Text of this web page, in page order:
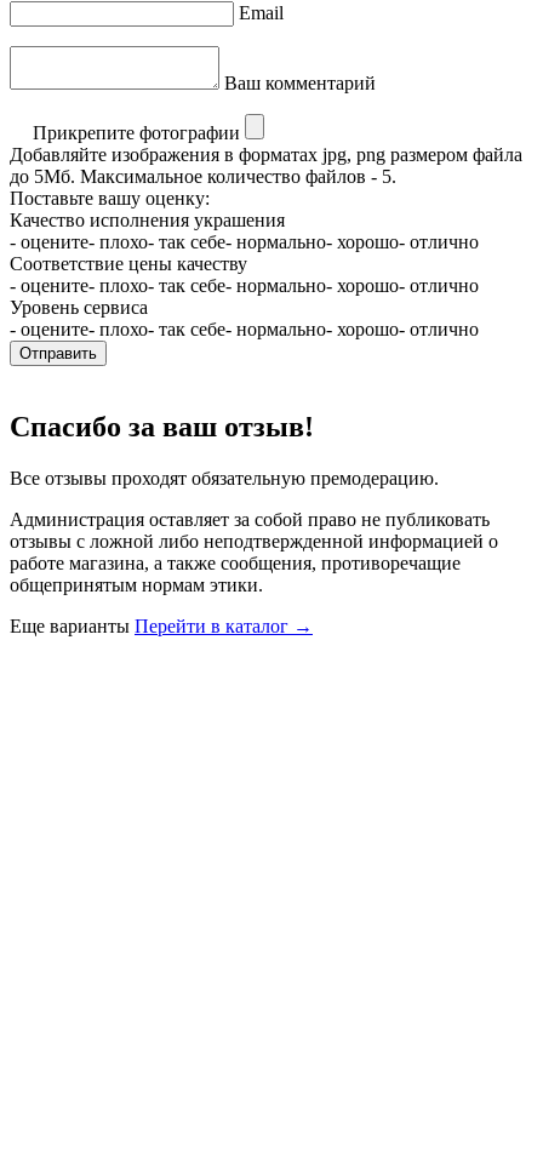
Email
Ваш комментарий
Прикрепите фотографии
Добавляйте изображения в форматах jpg, png размером файла
до 5Мб. Максимальное количество файлов - 5.
Поставьте вашу оценку:
Качество исполнения украшения
- оцените- плохо- так себе- нормально- хорошо- отлично
Соответствие цены качеству
- оцените- плохо- так себе- нормально- хорошо- отлично
Уровень сервиса
- оцените- плохо- так себе- нормально- хорошо- отлично
Отправить
Спасибо за ваш отзыв!
Все отзывы проходят обязательную премодерацию.
Администрация оставляет за собой право не публиковать
отзывы с ложной либо неподтвержденной информацией о
работе магазина, а также сообщения, противоречащие
общепринятым нормам этики.
Еще варианты Перейти в каталог →